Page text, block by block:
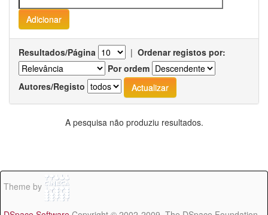
Resultados/Página | Ordenar registos por:
Por ordem
Autores/Registo
A pesquisa não produziu resultados.
Theme by